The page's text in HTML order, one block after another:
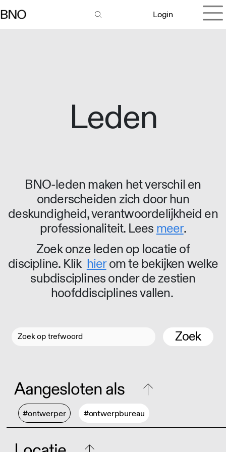
Login
Leden
BNO-leden maken het verschil en
onderscheiden zich door hun
deskundigheid, verantwoordelijkheid en
professionaliteit. Lees meer.
Zoek onze leden op locatie of
discipline. Klik hierom te bekijken welke
subdisciplines onder de zestien
hoofddisciplines vallen.
Zoek
Aangesloten als
#ontwerper #ontwerpbureau